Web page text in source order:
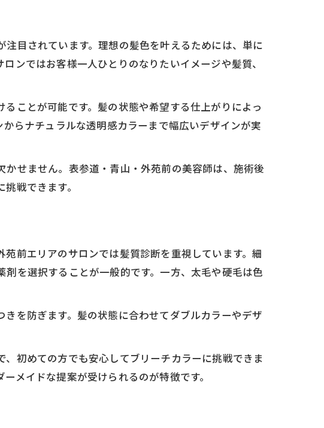
対策
楽しむ
カラー
イル
ー術
ト
見
目されています。理想の髪色を叶えるためには、単に
ンではお客様一人ひとりのなりたいイメージや髪質、
ことが可能です。髪の状態や希望する仕上がりによっ
らナチュラルな透明感カラーまで幅広いデザインが実
せません。表参道・青山・外苑前の美容師は、施術後
戦できます。
前エリアのサロンでは髪質診断を重視しています。細
を選択することが一般的です。一方、太毛や硬毛は色
を防ぎます。髪の状態に合わせてダブルカラーやデザ
初めての方でも安心してブリーチカラーに挑戦できま
メイドな提案が受けられるのが特徴です。